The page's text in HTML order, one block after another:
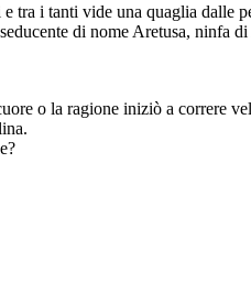
i tanti vide una quaglia dalle
di nome Aretusa, ninfa
o la ragione iniziò a correre